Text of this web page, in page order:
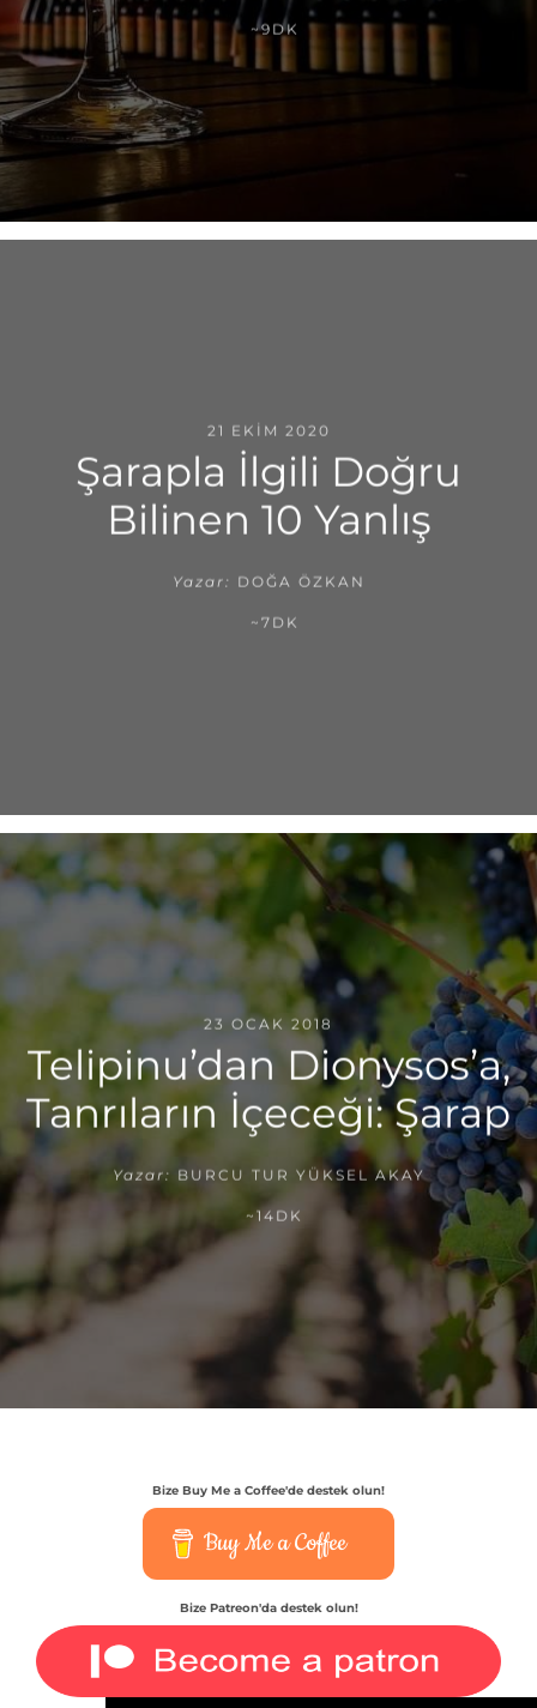
~9DK
21 EKIM 2020
Şarapla İlgili Doğru
Bilinen 10 Yanlış
Yazar: DOĞA ÖZKAN
~7DK
23 OCAK 2018
Telipinu’dan Dionysos’a,
Tanrıların İçeceği: Şarap
Yazar: BURCU TUR YÜKSEL AKAY
~14DK
Bize Buy Me a Coffee'de destek olun!
Buy Me a Coffee
Bize Patreon'da destek olun!